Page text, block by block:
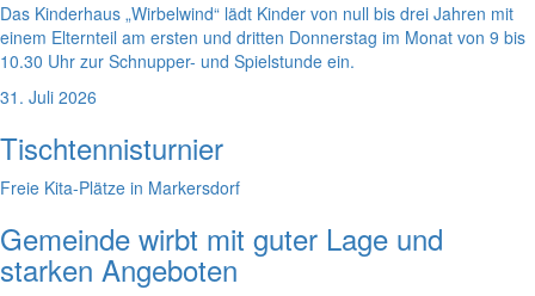
Das Kinderhaus „Wirbelwind“ lädt Kinder von null bis drei Jahren mit
einem Elternteil am ersten und dritten Donnerstag im Monat von 9 bis
10.30 Uhr zur Schnupper- und Spielstunde ein.
31. Juli 2026
Tischtennisturnier
Freie Kita-Plätze in Markersdorf
Gemeinde wirbt mit guter Lage und
starken Angeboten